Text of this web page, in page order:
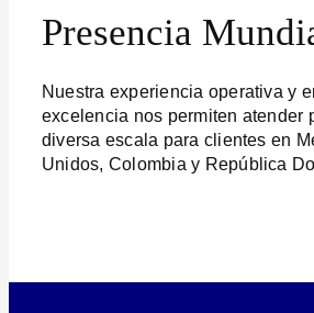
Presencia
Nuestra experiencia operativa y
excelencia nos permiten atender
diversa escala para clientes en
Unidos, Colombia y República